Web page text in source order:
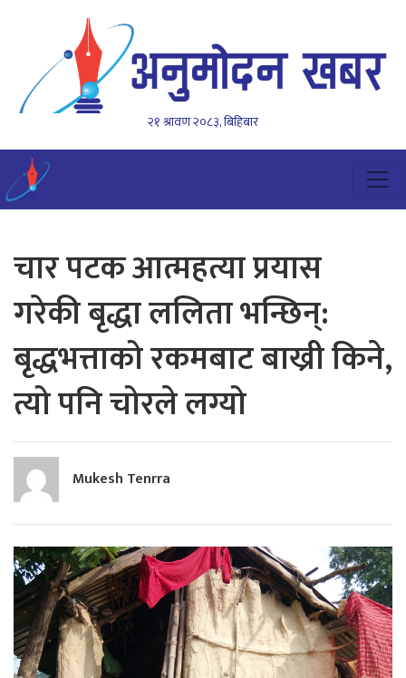
२१ श्रावण २०८३, बिहिबार
चार पटक आत्महत्या प्रयास
गरेकी बृद्धा ललिता भन्छिन्:
बृद्धभत्ताको रकमबाट बाख्री किने,
त्यो पनि चोरले लग्यो
Mukesh Tenrra